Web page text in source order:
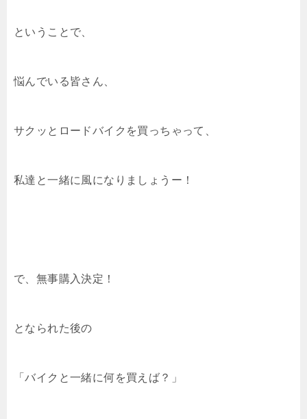
ということで、
悩んでいる皆さん、
サクッとロードバイクを買っちゃって、
私達と一緒に風になりましょうー！
で、無事購入決定！
となられた後の
「バイクと一緒に何を買えば？」